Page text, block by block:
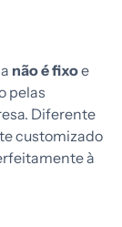
não é fixoe
pelas
Diferente
customizado
à